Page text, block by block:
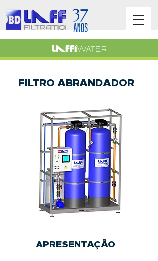
FILTRO ABRANDADOR
APRESENTAÇÃO